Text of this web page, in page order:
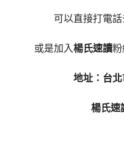
可以直接打電話
或是加入楊氏速讀粉
地址：台
楊氏速